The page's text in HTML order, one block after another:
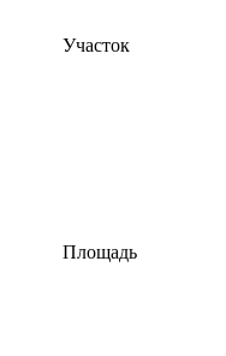
Участок
Площадь